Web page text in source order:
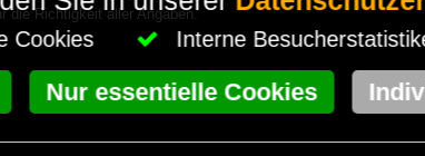
die Richtigkeit aller Angaben.
Cookies Interne
Nur essentielle Cookies